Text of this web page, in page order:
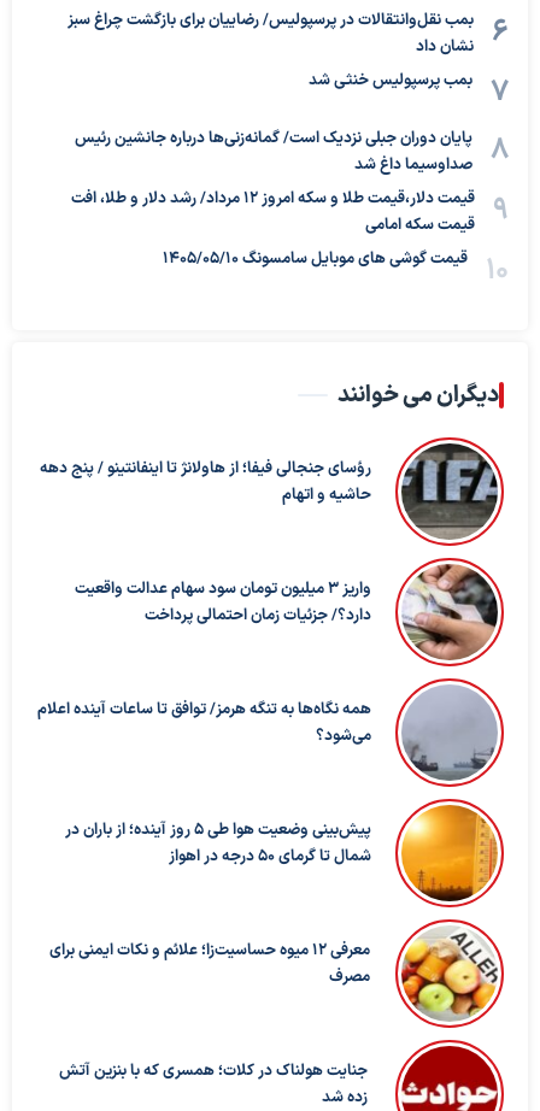
بمب نقل‌وانتقالات در پرسپولیس/ رضاییان برای بازگشت چراغ سبز
نشان داد
بمب پرسپولیس خنثی شد
پایان دوران جبلی نزدیک است/ گمانه‌زنی‌ها درباره جانشین رئیس
صداوسیما داغ شد
قیمت دلار،قیمت طلا و سکه امروز ۱۲ مرداد/ رشد دلار و طلا، افت
قیمت سکه امامی
قیمت گوشی های موبایل سامسونگ 1405/05/10
دیگران می خوانند
رؤسای جنجالی فیفا؛ از هاولانژ تا اینفانتینو / پنج دهه
حاشیه و اتهام
واریز ۳ میلیون تومان سود سهام عدالت واقعیت
دارد؟/ جزئیات زمان احتمالی پرداخت
همه نگاه‌ها به تنگه هرمز/ توافق تا ساعات آینده اعلام
می‌شود؟
پیش‌بینی وضعیت هوا طی ۵ روز آینده؛ از باران در
شمال تا گرمای ۵۰ درجه در اهواز
معرفی ۱۲ میوه حساسیت‌زا؛ علائم و نکات ایمنی برای
مصرف
جنایت هولناک در کلات؛ همسری که با بنزین آتش
زده شد